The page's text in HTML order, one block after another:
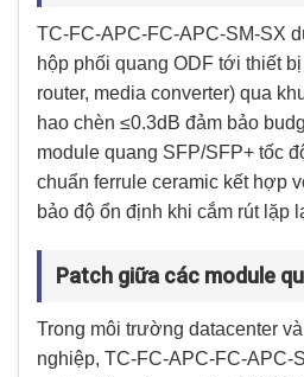
TC-FC-APC-FC-APC-SM-SX
hộp phối quang ODF tới thiết
router, media converter) qua
hao chèn ≤0.3dB đảm bảo
module quang SFP/SFP+ tốc
chuẩn ferrule ceramic kết hợp
bảo độ ổn định khi cắm rút lặp
Patch giữa các module
Trong môi trường datacenter
nghiệp, TC-FC-APC-FC-APC-